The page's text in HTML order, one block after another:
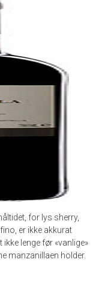
for lys sherry,
er ikke akkurat
lenge før «vanlige»
manzanillaen holder.